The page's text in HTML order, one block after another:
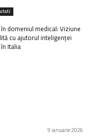
domeniul medical: Viziune
cu ajutorul inteligenței
Italia
9 ianuarie 2026